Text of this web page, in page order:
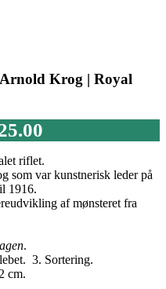
Krog | Royal
riflet.
som var kunstnerisk leder på
1916.
af mønsteret fra
.
3. Sortering.
cm.